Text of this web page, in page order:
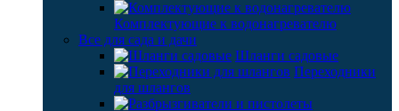
Комплектующие к водонагревателю
Все для сада и дачи
Шланги садовые
Переходники
для шлангов